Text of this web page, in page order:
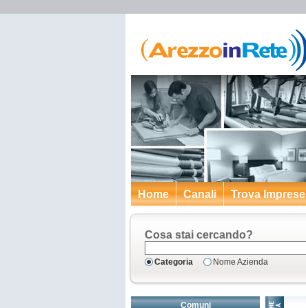
Home Canali Trova Imprese
Cosa stai cercando?
Categoria Nome Azienda
Comuni